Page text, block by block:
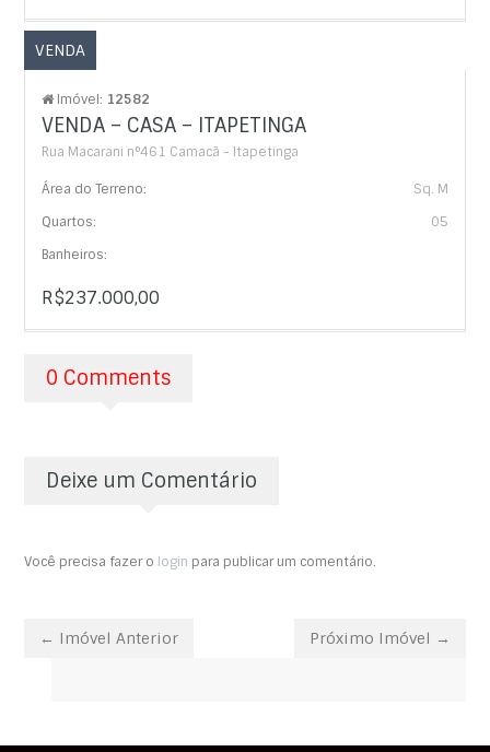
VENDA
Imóvel: 12582
VENDA – CASA – ITAPETINGA
Rua Macarani n°461 Camacã - Itapetinga
Área do Terreno:
Sq. M
Quartos:
05
Banheiros:
R$237.000,00
0 Comments
Deixe um Comentário
Você precisa fazer o login para publicar um comentário.
← Imóvel Anterior Próximo Imóvel →